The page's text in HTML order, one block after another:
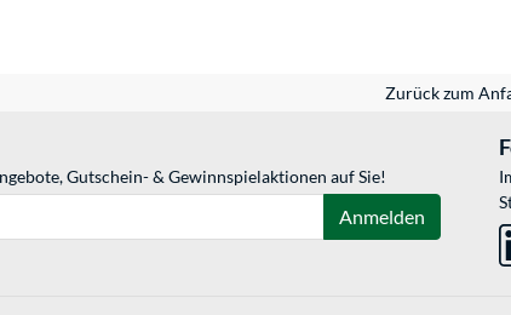
Zurück zum
Gutschein- & Gewinnspielaktionen auf Sie!
Anmelden